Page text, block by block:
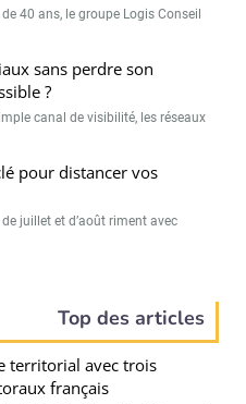
40 ans, le groupe Logis Conseil
sans perdre son
?
canal de visibilité, les réseaux
pour distancer vos
juillet et d’août riment avec
Top des articles
territorial avec trois
français